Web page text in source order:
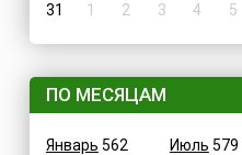
31
1 2 3 4 5
ПО МЕСЯЦАМ
Январь 562
Июль 579